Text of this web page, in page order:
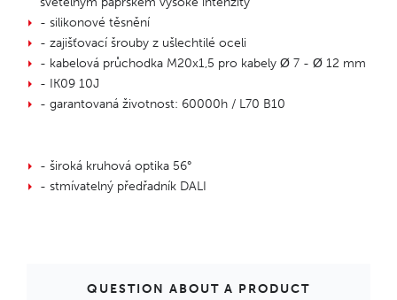
- silikonové těsnění
- zajišťovací šrouby z ušlechtilé oceli
- kabelová průchodka M20x1,5 pro kabely Ø 7 - Ø 12 mm
- IK09 10J
- garantovaná životnost: 60000h / L70 B10
- široká kruhová optika 56°
- stmívatelný předřadník DALI
QUESTION ABOUT A PRODUCT